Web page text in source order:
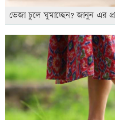
ভেজা চুলে ঘুমাচ্ছেন? জানুন এর